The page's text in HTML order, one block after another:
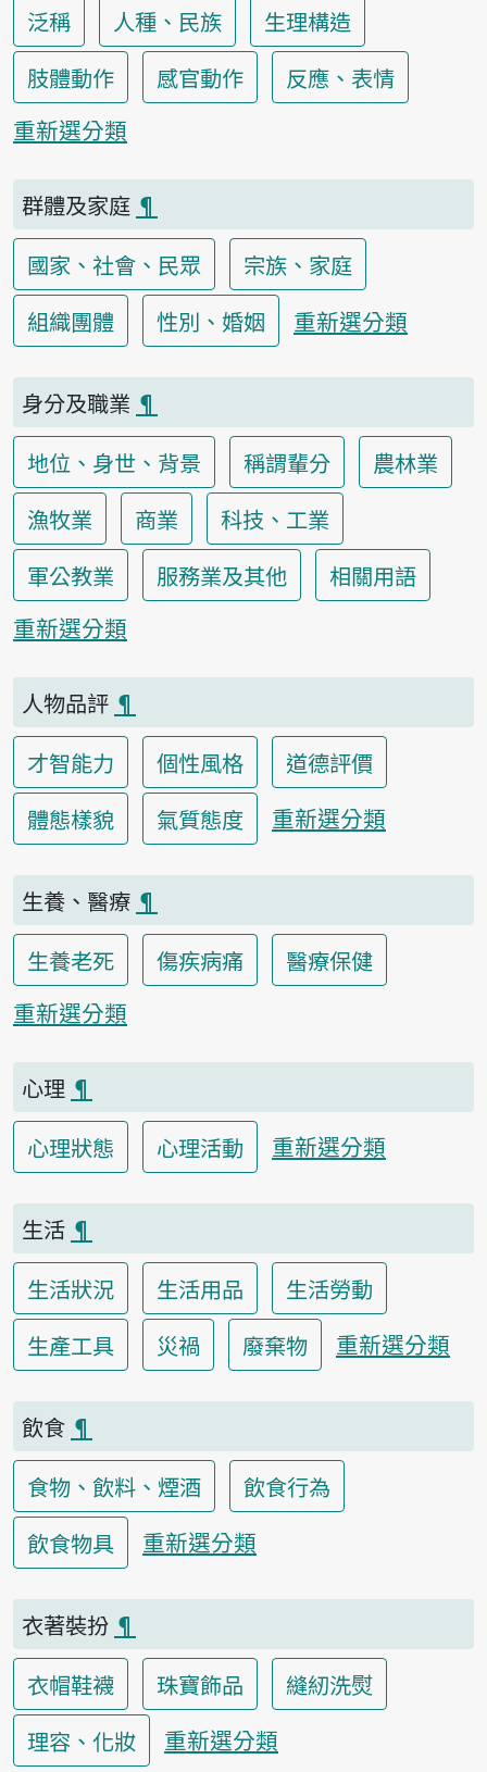
泛稱 人種、民族
生理構造
肢體動作
感官動作
反應、表情
重新選分類
群體及家庭 ¶
國家、社會、民眾
宗族、家庭
組織團體
性別、婚姻 重新選分類
身分及職業 ¶
地位、身世、背景
稱謂輩分
農林業
漁牧業
商業
科技、工業
軍公教業
服務業及其他
相關用語
重新選分類
人物品評 ¶
才智能力
個性風格
道德評價
體態樣貌
氣質態度 重新選分類
生養、醫療 ¶
生養老死
傷疾病痛
醫療保健
重新選分類
心理 ¶
心理狀態
心理活動 重新選分類
生活 ¶
生活狀況
生活用品
生活勞動
生產工具
災禍 廢棄物 重新選分類
飲食 ¶
食物、飲料、煙酒
飲食行為
飲食物具
重新選分類
衣著裝扮 ¶
衣帽鞋襪
珠寶飾品
縫紉洗熨
理容、化妝
重新選分類